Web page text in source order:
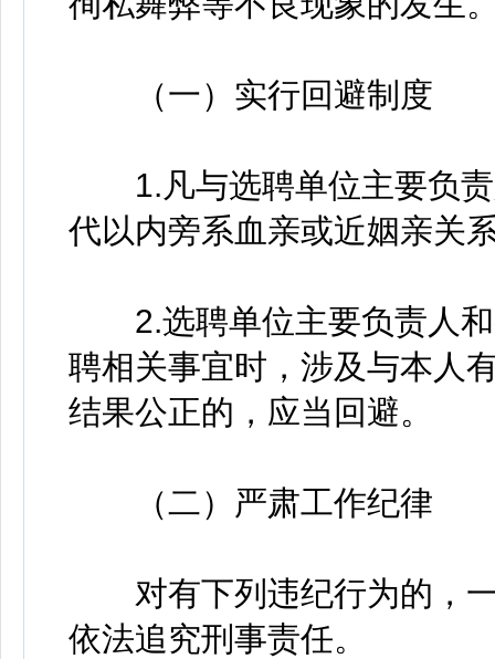
（一）实行回避制度
1.凡与选聘单位主要负责
代以内旁系血亲或近姻亲关
2.选聘单位主要负责人和
聘相关事宜时，涉及与本人
结果公正的，应当回避。
（二）严肃工作纪律
对有下列违纪行为的，一
依法追究刑事责任。